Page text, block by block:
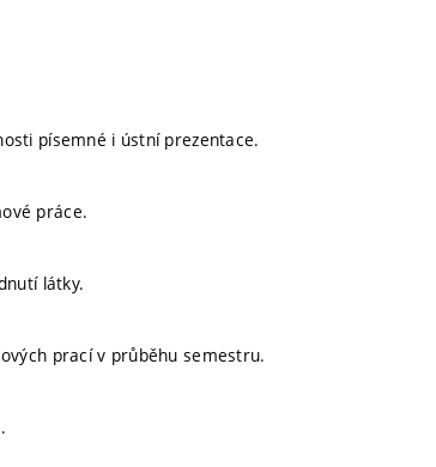
písemné i ústní prezentace.
práce.
látky.
prací v průběhu semestru.